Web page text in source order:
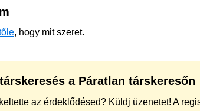
, hogy mit szeret.
a Páratlan társkeresőn
az érdeklődésed? Küldj üzenetet! A